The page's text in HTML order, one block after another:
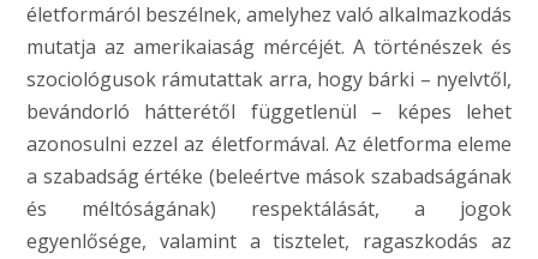
életformáról beszélnek, amelyhez való alkalmazkodás
mutatja az amerikaiaság mércéjét. A történészek és
szociológusok rámutattak arra, hogy bárki – nyelvtől,
bevándorló hátterétől függetlenül – képes lehet
azonosulni ezzel az életformával. Az életforma eleme
a szabadság értéke (beleértve mások szabadságának
és méltóságának) respektálását, a jogok
egyenlősége, valamint a tisztelet, ragaszkodás az